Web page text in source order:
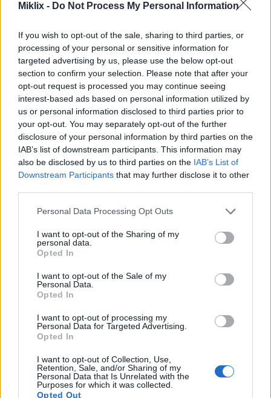
Miklix - Do Not Process My Personal Information
If you wish to opt-out of the sale, sharing to third parties, or
processing of your personal or sensitive information for
targeted advertising by us, please use the below opt-out
section to confirm your selection. Please note that after your
opt-out request is processed you may continue seeing
interest-based ads based on personal information utilized by
us or personal information disclosed to third parties prior to
your opt-out. You may separately opt-out of the further
disclosure of your personal information by third parties on the
IAB’s list of downstream participants. This information may
also be disclosed by us to third parties on the IAB’s List of
Downstream Participants that may further disclose it to other
Please note that this website/app uses one or more Google
not limited to your visit or usage behaviour. You may click to
grant or deny consent to Google and its third-party tags to
use your data for below specified purposes in below Google
consent section.
Personal Data Processing Opt Outs
I want to opt-out of the Sharing of my
personal data.
Opted In
I want to opt-out of the Sale of my
Personal Data.
Opted In
I want to opt-out of processing my
Personal Data for Targeted Advertising.
Opted In
I want to opt-out of Collection, Use,
Retention, Sale, and/or Sharing of my
Personal Data that Is Unrelated with the
Purposes for which it was collected.
Opted Out
茎には、体を様々な面でサポートする豊富な栄養素が
マルメロの驚くべき健康効果：自然界に忘れ去
られたスーパーフルーツ
出版された： 2026年7月13日 19:00:00 UTC
マルメロは地中海沿岸や中東の文化圏で何世紀にもわ
たって珍重されてきた果物ですが、欧米諸国ではまだ
あまり知られていません。この古くから伝わる果物
は、驚くほど栄養価が高く、現代科学がようやくその
全容を解明し始めたばかりの、数々の素晴らしい健康
効果をもたらします。続きを読む...
柿の健康効果に関する完全ガイド
出版された： 2026年7月13日 18:38:50 UTC
柿には、多くの人が見過ごしがちな驚くべき健康効果
があります。この鮮やかなオレンジ色の果実には、体
を驚くほど様々な形でサポートする強力な栄養素が豊
が、あなたの健康習慣をどのように変えることができ
るのか、ぜひ発見してください。
ネクタリンの健康効果：栄養豊富なこの核果類の
完全ガイド
ネクタリンは、美味しい夏の味覚というだけではあり
ません。この滑らかな皮を持つ桃の品種は、一口ごと
に豊富な栄養素を摂取できます。多くの人が、この果